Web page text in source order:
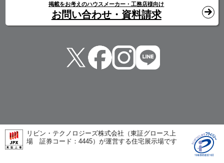
掲載をお考えのハウスメーカー・工務店様向け
お問い合わせ・資料請求
リビン・テクノロジーズ株式会社（東証グロース上
場 証券コード：4445）が運営する住宅展示場です